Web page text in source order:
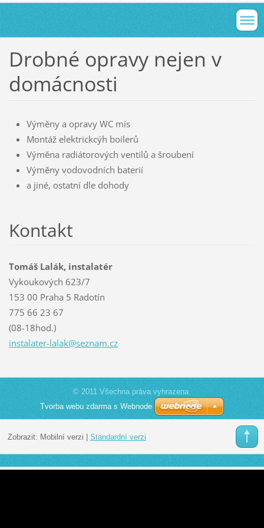
Drobné opravy nejen v
domácnosti
Výměny a opravy WC mís
Montáž elektrickcýh boilerů
Výměna radiátorových ventilů a šroubení
Výměny vodovodních baterií
a jiné, ostatní dle dohody
Kontakt
Tomáš Lalák, instalatér
Vykoukových 623/7
153 00 Praha 5 Radotín
775 66 23 67
(08-18hod.)
instalater-lalak@seznam.cz
© 2011 Všechna práva vyhrazena.
Tvorba webu zdarma s Webnode
Zobrazit: Mobilní verzi Standardní verzi